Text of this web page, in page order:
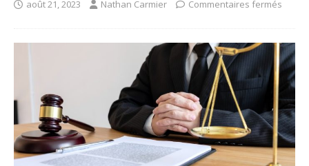
août 21, 2023 Nathan Carmier Commentaires fermés